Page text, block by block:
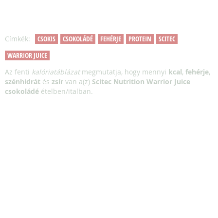
Címkék: CSOKIS CSOKOLÁDÉ FEHÉRJE PROTEIN
SCITEC
WARRIOR JUICE
Az fenti kalóriatáblázatmegmutatja, hogy mennyi kcal, fehérje,
szénhidrát és zsír van a(z) Scitec Nutrition Warrior Juice
csokoládé ételben/italban.